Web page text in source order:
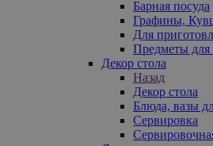
Барная посуда
Графины,
Для
Предметы для
Декор стола
Назад
Декор стола
Блюда, вазы
Сервировка